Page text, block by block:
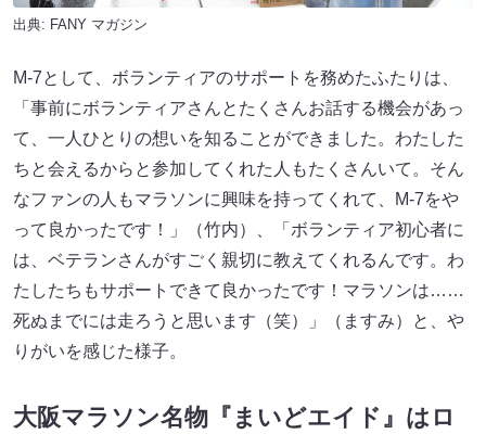
出典: FANY マガジン
M-7として、ボランティアのサポートを務めたふたりは、
「事前にボランティアさんとたくさんお話する機会があっ
て、一人ひとりの想いを知ることができました。わたした
ちと会えるからと参加してくれた人もたくさんいて。そん
なファンの人もマラソンに興味を持ってくれて、M-7をや
って良かったです！」（竹内）、「ボランティア初心者に
は、ベテランさんがすごく親切に教えてくれるんです。わ
たしたちもサポートできて良かったです！マラソンは……
死ぬまでには走ろうと思います（笑）」（ますみ）と、や
りがいを感じた様子。
大阪マラソン名物『まいどエイド』はロ